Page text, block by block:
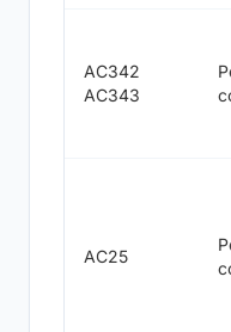
AC342
AC343
AC25